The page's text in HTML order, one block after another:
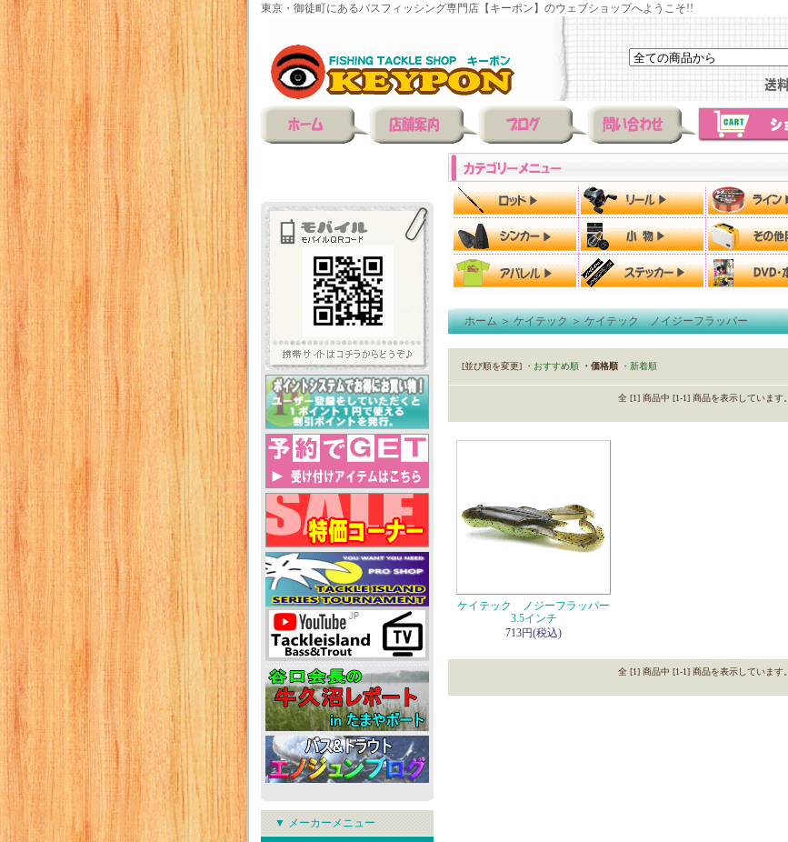
東京・御徒町にあるバスフィッシング専門店【キーポン】のウェブショップへようこそ!!
▼ メーカーメニュー
ホーム＞ケイテック＞ケイテック ノイジーフラッパー
[並び順を変更] ・おすすめ順 ・価格順 ・新着順
全 [1] 商品中 [1-1] 商品を表示しています。
ケイテック ノジーフラッパー
3.5インチ
713円(税込)
全 [1] 商品中 [1-1] 商品を表示しています。